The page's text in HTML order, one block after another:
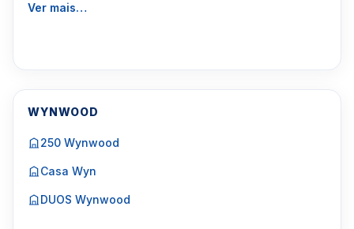
Ver mais…
WYNWOOD
250 Wynwood
Casa Wyn
DUOS Wynwood